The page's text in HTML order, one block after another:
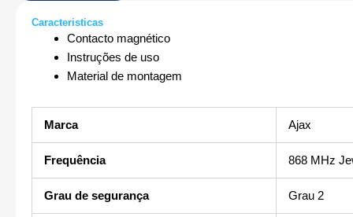
Caracteristicas
Contacto magnético
Instruções de uso
Material de montagem
Marca Ajax
Frequência 868 MHz
Grau de segurança Grau 2